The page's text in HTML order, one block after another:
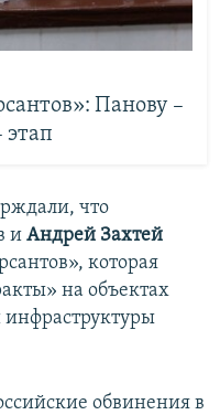
Панову –
что
и Андрей Захтей
которая
на объектах
инфраструктуры
обвинения в